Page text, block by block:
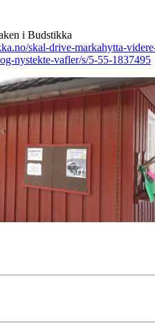
i Budstikka
skal-drive-markahytta-
nystekte-vafler/s/5-55-1837495